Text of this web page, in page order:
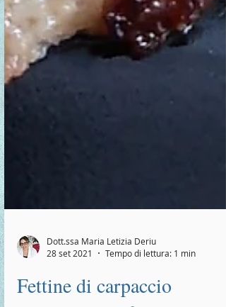
28 set 2021
Tempo di lettura: 1 min